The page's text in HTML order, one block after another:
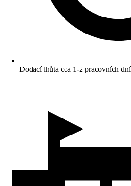
Dodací lhůta cca 1-2 pracovních dní